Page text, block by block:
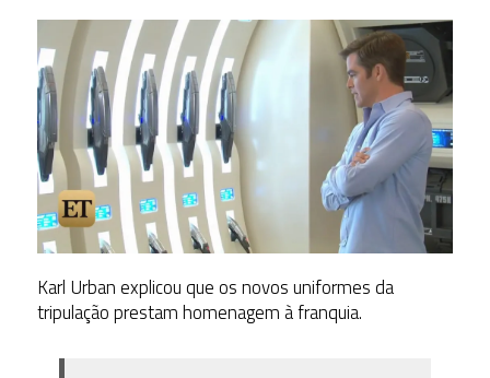
Karl Urban explicou que os novos uniformes da
tripulação prestam homenagem à franquia.